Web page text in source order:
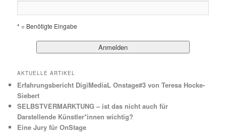
* = Benötigte Eingabe
AKTUELLE ARTIKEL
Erfahrungsbericht DigiMediaL Onstage#3 von Teresa Hocke-
Siebert
SELBSTVERMARKTUNG – ist das nicht auch für
Darstellende Künstler*innen wichtig?
Eine Jury für OnStage